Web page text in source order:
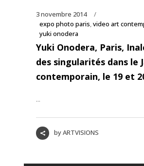
3 novembre 2014
expo photo paris,video art
yuki onodera
Yuki Onodera, Paris,
des singularités dans le
contemporain, le 19 et
...
byARTVISIONS